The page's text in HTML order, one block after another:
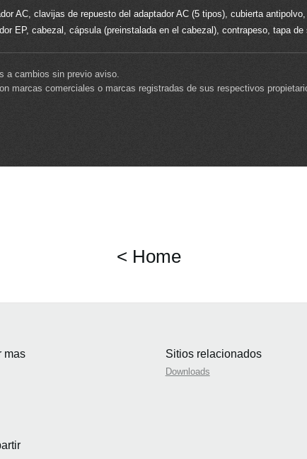
AC, clavijas de repuesto del adaptador AC (5 tipos), cubierta
EP, cabezal, cápsula (preinstalada en el cabezal), contrapeso, tapa
a cambios sin previo aviso.
marcas comerciales o marcas registradas de sus respectivos
< Home
mas Sitios relacionados
Downloads